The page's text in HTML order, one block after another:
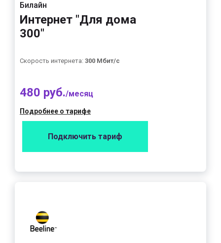
Билайн
Интернет "Для дома
300"
Скорость интернета: 300 Мбит/с
480 руб./месяц
Подробнее о тарифе
Подключить тариф